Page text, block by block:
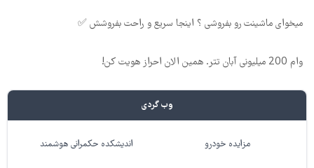
میخوای ماشینت رو بفروشی ؟ اینجا سریع و راحت بفروشش ✅
وام 200 میلیونی آبان تتر. همین الان احراز هویت کن!
وب گردی
مزایده خودرو اندیشکده حکمرانی هوشمند